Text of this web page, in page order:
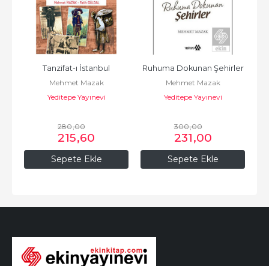
Sepete Ekle
Tanzifat-ı İstanbul
Mehmet Mazak
Yeditepe Yayınevi
280,00
215,60
Sepete Ekle
Ruhuma Dokunan Şehirler
Mehmet Mazak
Yeditepe Yayınevi
300,00
231,00